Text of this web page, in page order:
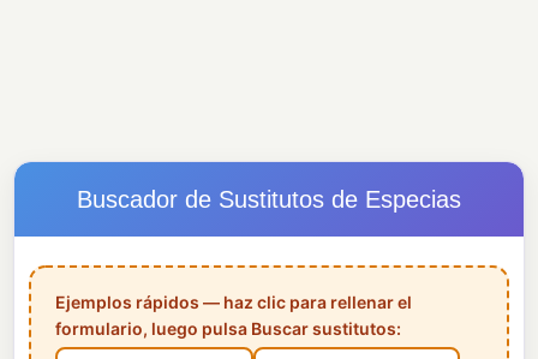
Buscador de Sustitutos de Especias
Ejemplos rápidos — haz clic para rellenar el
formulario, luego pulsa Buscar sustitutos: